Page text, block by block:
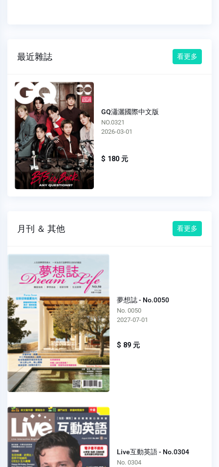
最近雜誌 看更多
GQ瀟灑國際中文版
NO.0320
2025-12-01
$ 180 元
月刊 ＆ 其他 看更多
夢想誌 - No.0050
No. 0050
2027-07-01
$ 89 元
Live互動英語 - No.0304
No. 0304